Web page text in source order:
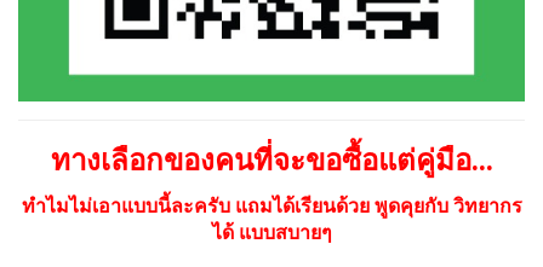
ทางเลือกของคนที่จะขอซื้อแต่คู่มือ...
ทำไมไม่เอาแบบนี้ละครับ แถมได้เรียนด้วย พูดคุยกับ วิทยากร
ได้ แบบสบายๆ